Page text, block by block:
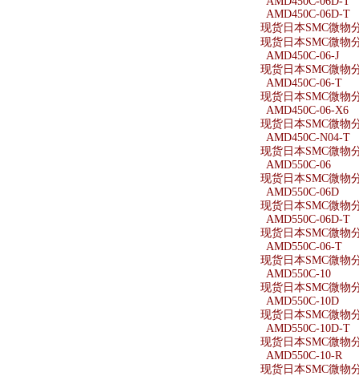
AMD450C-06D-T
现货日本SMC微物
现货日本SMC微物
AMD450C-06-J
现货日本SMC微物
AMD450C-06-T
现货日本SMC微物
AMD450C-06-X6
现货日本SMC微物
AMD450C-N04-T
现货日本SMC微物
AMD550C-06
现货日本SMC微物
AMD550C-06D
现货日本SMC微物
AMD550C-06D-T
现货日本SMC微物
AMD550C-06-T
现货日本SMC微物
AMD550C-10
现货日本SMC微物
AMD550C-10D
现货日本SMC微物
AMD550C-10D-T
现货日本SMC微物
AMD550C-10-R
现货日本SMC微物